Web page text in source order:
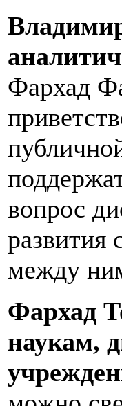
Фархад
вопрос
развития
между
Фархад
наукам,